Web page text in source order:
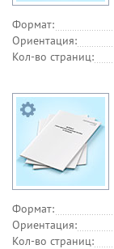
Формат:
Ориентация:
Кол-во страниц:
Формат:
Ориентация:
Кол-во страниц: